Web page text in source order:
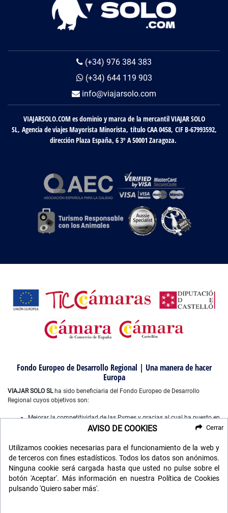
(+34) 976 384 383
(+34) 644 119 903
info@viajarsolo.com
VIAJARSOLO.COM es dominio y marca de la mercantil VIAJAR SOLO
SL, Agencia de viajes Mayorista Minorista, título CAA 0458, CIF B-67993592,
dirección Plaza España, 6 3º A 50001 Zaragoza.
Fondo Europeo de Desarrollo Regional | Una manera de hacer
Europa
VIAJAR SOLO SLha sido beneficiaria del Fondo Europeo de Desarrollo
Regional cuyos objetivos son:
Mejorar la competitividad de las Pymes y gracias al cual ha puesto en
marcha un Plan de Marketing Digital Internacional, con el objetivo de
año 2022-2023. Para ello ha contado con el apoyo del Programa
XPANDE DIGITAL de la Cámara de Comercio de Castellón”.
Mejorar el uso y la calidad de las tecnologías de la información y de
las comunicaciones, y el acceso a las mismas y gracias a que ha
desarrollado un plan digital de gestión comercial e interna para la
mejora de competitividad y productividad de la empresa durante
AVISO DE COOKIES
Utilizamos cookies necesarias para el funcionamiento de la web y
de terceros con fines estadísticos. Todos los datos son anónimos.
Ninguna cookie será cargada hasta que usted no pulse sobre el
botón 'Aceptar'. Más información en nuestra Política de Cookies
pulsando 'Quiero saber más'.
Cerrar